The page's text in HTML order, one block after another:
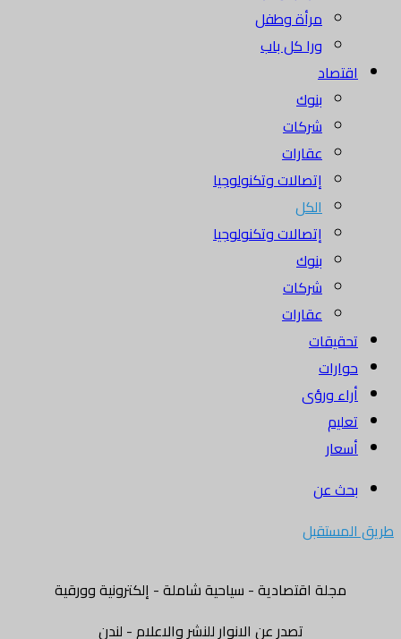
مرأة وطفل
ورا كل باب
اقتصاد
بنوك
شركات
عقارات
إتصالات وتكنولوجيا
الكل
إتصالات وتكنولوجيا
بنوك
شركات
عقارات
تحقيقات
حوارات
أراء ورؤى
تعليم
أسعار
بحث عن
طريق المستقبل
مجلة اقتصادية - سياحية شاملة - إلكترونية وورقية
تصدر عن الانوار للنشر والاعلام - لندن